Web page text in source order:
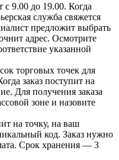
с 9.00 до 19.00. Когда
служба свяжется
предложит выбрать
адрес. Осмотрите
указанной
торговых точек для
заказ поступит на
Для получения заказа
зоне и назовите
на точку, на ваш
код. Заказ нужно
Срок хранения — 3